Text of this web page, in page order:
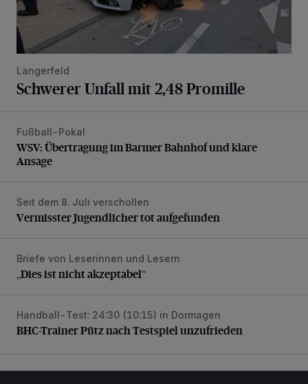
Langerfeld
Schwerer Unfall mit 2,48 Promille
WSV: Übertragung im Barmer Bahnhof und klare Ansage
Fußball-Pokal
WSV: Übertragung im Barmer Bahnhof und klare
Ansage
Vermisster Jugendlicher tot aufgefunden
Seit dem 8. Juli verschollen
Vermisster Jugendlicher tot aufgefunden
„Dies ist nicht akzeptabel“
Briefe von Leserinnen und Lesern
„Dies ist nicht akzeptabel“
BHC-Trainer Pütz nach Testspiel unzufrieden
Handball-Test: 24:30 (10:15) in Dormagen
BHC-Trainer Pütz nach Testspiel unzufrieden